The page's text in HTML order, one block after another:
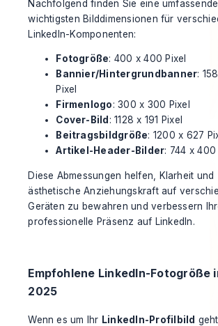
Nachfolgend finden Sie eine
wichtigsten Bilddimensionen für
LinkedIn-Komponenten:
Fotogröße: 400 x 400 Pixel
Bannier/Hintergrundbanner:
Pixel
Firmenlogo: 300 x 300 Pixel
Cover-Bild : 1128 x 191 Pixel
Beitragsbildgröße: 1200 x 627
Artikel-Header-Bilder: 744 x 400
Diese Abmessungen helfen, Klarheit und
ästhetische Anziehungskraft auf
Geräten zu bewahren und verbessern
professionelle Präsenz auf LinkedIn.
Empfohlene LinkedIn-Fotogröße
2025
Wenn es um Ihr LinkedIn-Profilbild